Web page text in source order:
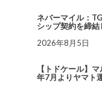
ネバーマイル：
シップ契約を締結
2026年8月5日
【トドケール】
年7月よりヤマト